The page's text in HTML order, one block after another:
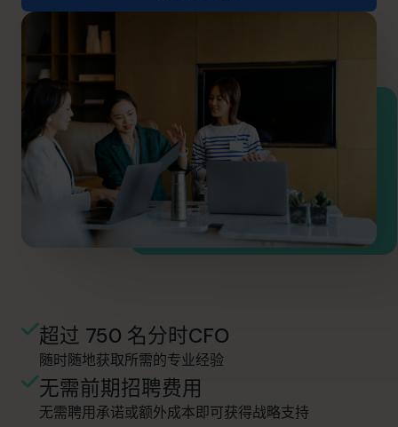
超过 750 名分时CFO
随时随地获取所需的专业经验
无需前期招聘费用
无需聘用承诺或额外成本即可获得战略支持